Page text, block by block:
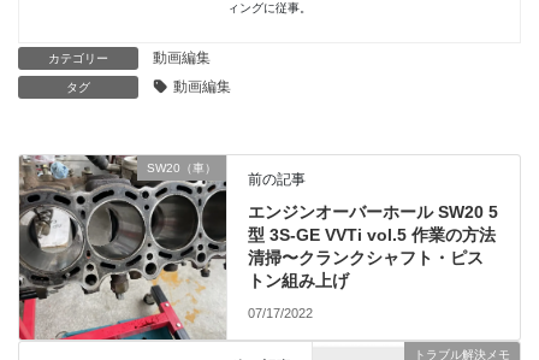
ィングに従事。
カテゴリー 動画編集
タグ 動画編集
SW20（車）
前の記事
エンジンオーバーホール SW20 5
型 3S-GE VVTi vol.5 作業の方法
清掃〜クランクシャフト・ピス
トン組み上げ
07/17/2022
トラブル解決メモ